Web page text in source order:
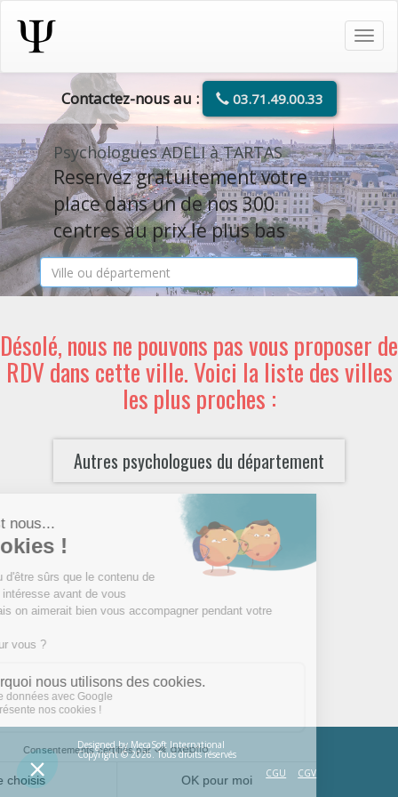
Contactez-nous au : 03.71.49.00.33
Psychologues ADELI à TARTAS
Reservez gratuitement votre
place dans un de nos 300
centres au prix le plus bas
Désolé, nous ne pouvons pas vous proposer de
RDV dans cette ville. Voici la liste des villes
les plus proches :
Autres psychologues du département
Designed by MecaSoft International
Copyright © 2026. Tous droits réservés
CGU
CGV